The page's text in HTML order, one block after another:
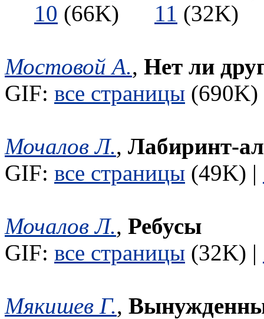
10 (66K) 11
Мостовой А., Нет ли
GIF: все страницы
Мочалов Л., Лабиринт-
GIF: все страницы (49K) |
Мочалов Л., Ребусы
GIF: все страницы (32K) |
Мякишев Г.,